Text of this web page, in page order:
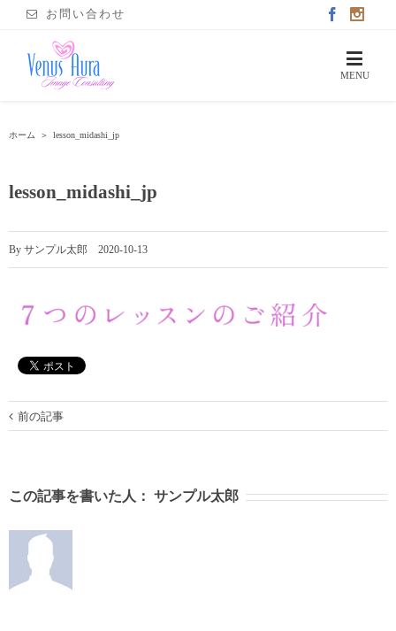
お問い合わせ
ホーム ＞ lesson_midashi_jp
lesson_midashi_jp
By サンプル太郎 2020-10-13
前の記事
この記事を書いた人： サンプル太郎